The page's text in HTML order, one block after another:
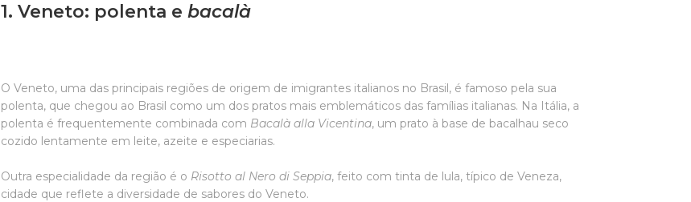
1. Veneto: polenta ebacalà
O Veneto, uma das principais regiões de origem de imigrantes italianos no Brasil, é famoso pela sua
polenta, que chegou ao Brasil como um dos pratos mais emblemáticos das famílias italianas. Na Itália, a
polenta é frequentemente combinada com Bacalà alla Vicentina, um prato à base de bacalhau seco
cozido lentamente em leite, azeite e especiarias.
Outra especialidade da região é o Risotto al Nero di Seppia, feito com tinta de lula, típico de Veneza,
cidade que reflete a diversidade de sabores do Veneto.